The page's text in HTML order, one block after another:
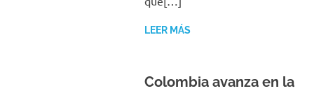
LEER MÁS
Colombia avanza en la